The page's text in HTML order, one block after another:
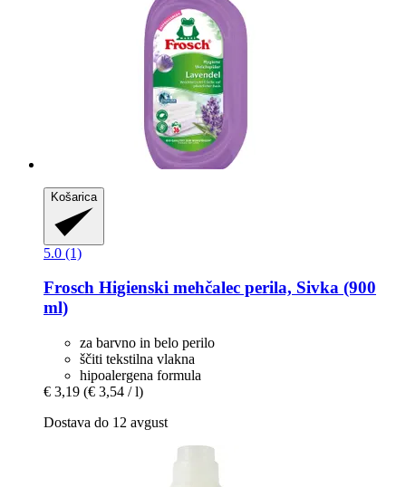
Košarica
5.0 (1)
Frosch Higienski mehčalec perila, Sivka (900
ml)
za barvno in belo perilo
ščiti tekstilna vlakna
hipoalergena formula
€ 3,19 (€ 3,54 / l)
Dostava do 12 avgust